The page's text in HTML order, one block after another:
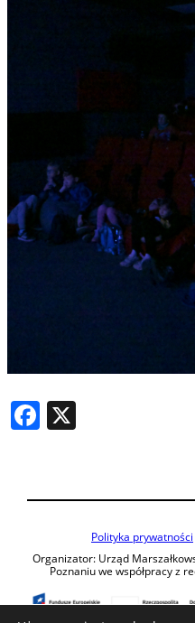
Facebook
Polityka prywatności
Organizator: Urząd
Poznaniu we współpracy z